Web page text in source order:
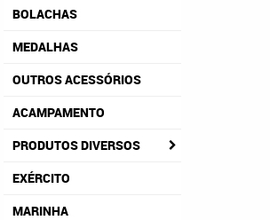
BOLACHAS
MEDALHAS
OUTROS ACESSÓRIOS
ACAMPAMENTO
PRODUTOS DIVERSOS
EXÉRCITO
MARINHA